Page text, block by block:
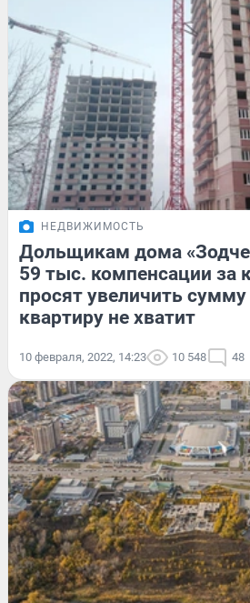
НЕДВИЖИМОСТЬ
Дольщикам дома
59 тыс. компенсации за
просят увеличить
квартиру не хватит
10 февраля, 2022, 14:23 10 548 48